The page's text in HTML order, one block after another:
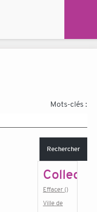
Mots-clés :
Rechercher
Effacer ()
Ville de